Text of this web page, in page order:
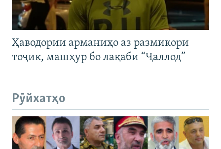
Ҳаводории арманиҳо аз размикори
тоҷик, машҳур бо лақаби “Ҷаллод”
Рӯйхатҳо